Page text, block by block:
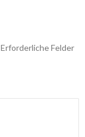
Erforderliche Felder